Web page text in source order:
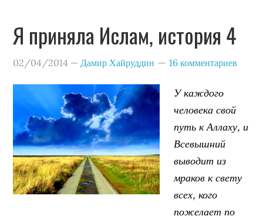
Я приняла Ислам, история 4
02/04/2014 — Дамир Хайруддин 16 комментариев
У каждого
человека свой
путь к Аллаху, и
Всевышний
выводит из
мраков к свету
всех, кого
пожелает по